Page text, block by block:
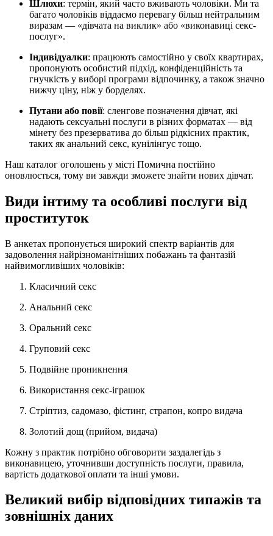
Шлюхи: термін, який часто вживають чоловіки. Ми та
багато чоловіків віддаємо перевагу більш нейтральним
виразам — «дівчата на виклик» або «виконавиці секс-
послуг».
Індивідуалки: працюють самостійно у своїх квартирах,
пропонують особистий підхід, конфіденційність та
гнучкість у виборі програми відпочинку, а також значно
нижчу ціну, ніж у борделях.
Путани або повії: сленгове позначення дівчат, які
надають сексуальні послуги в різних форматах — від
мінету без презерватива до більш рідкісних практик,
таких як анальний секс, кунілінгус тощо.
Наш каталог оголошень у місті Помична постійно
оновлюється, тому ви завжди зможете знайти нових дівчат.
Види інтиму та особливі послуги від
проституток
В анкетах пропонується широкий спектр варіантів для
задоволення найрізноманітніших побажань та фантазій
найвимогливіших чоловіків:
Класичний секс
Анальний секс
Оральний секс
Груповий секс
Подвійне проникнення
Використання секс-іграшок
Стріптиз, садомазо, фістинг, страпон, копро видача
Золотий дощ (прийом, видача)
Кожну з практик потрібно обговорити заздалегідь з
виконавицею, уточнивши доступність послуги, правила,
вартість додаткової оплати та інші умови.
Великий вибір відповідних типажів та
зовнішніх даних